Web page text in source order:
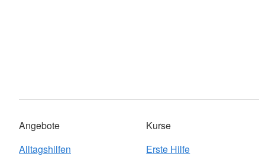
Angebote
Alltagshilfen
Kurse
Erste Hilfe